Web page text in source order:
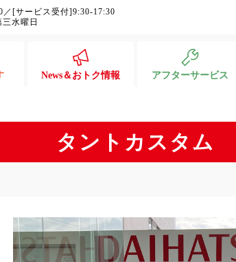
／[サービス受付]9:30-17:30
水曜日
News＆おトク情報 アフターサービス
タントカスタム